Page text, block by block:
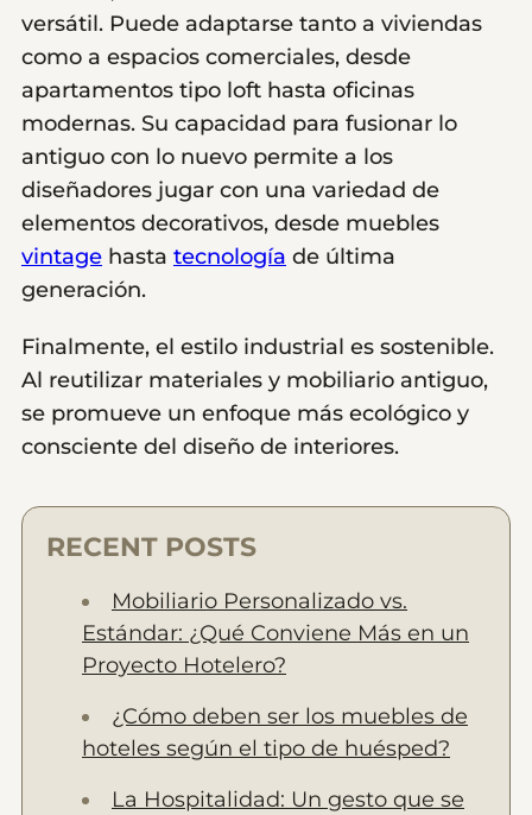
versátil. Puede adaptarse tanto a viviendas
como a espacios comerciales, desde
apartamentos tipo loft hasta oficinas
modernas. Su capacidad para fusionar lo
antiguo con lo nuevo permite a los
diseñadores jugar con una variedad de
elementos decorativos, desde muebles
vintage hasta tecnología de última
generación.
Finalmente, el estilo industrial es sostenible.
Al reutilizar materiales y mobiliario antiguo,
se promueve un enfoque más ecológico y
consciente del diseño de interiores.
RECENT POSTS
Mobiliario Personalizado vs.
Estándar: ¿Qué Conviene Más en un
Proyecto Hotelero?
¿Cómo deben ser los muebles de
hoteles según el tipo de huésped?
La Hospitalidad: Un gesto que se